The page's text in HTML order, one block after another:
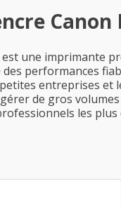
Canon
est une imprimante
performances
entreprises et
de gros
les plus